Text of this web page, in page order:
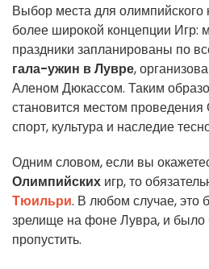
Выбор места для олимпийского
более широкой концепции Игр:
праздники запланированы по
гала-ужин в Лувре,
Аленом Дюкассом. Таким
становится местом проведения
спорт, культура и наследие
Одним словом, если вы
Олимпийских игр, то
Тюильри. В любом случае, это
зрелище на фоне Лувра, и было
пропустить.